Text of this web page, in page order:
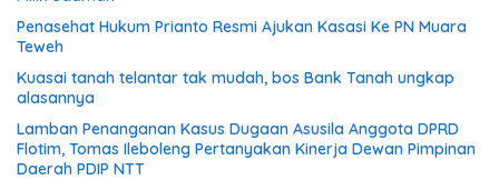
Penasehat Hukum Prianto Resmi Ajukan Kasasi Ke PN Muara
Teweh
Kuasai tanah telantar tak mudah, bos Bank Tanah ungkap
alasannya
Lamban Penanganan Kasus Dugaan Asusila Anggota DPRD
Flotim, Tomas Ileboleng Pertanyakan Kinerja Dewan Pimpinan
Daerah PDIP NTT